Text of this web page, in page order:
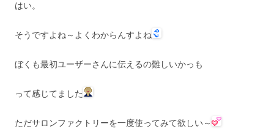
はい。
そうですよね～よくわからんすよね
ぼくも最初ユーザーさんに伝えるの難しいかっも
って感じてました
ただサロンファクトリーを一度使ってみて欲しい～